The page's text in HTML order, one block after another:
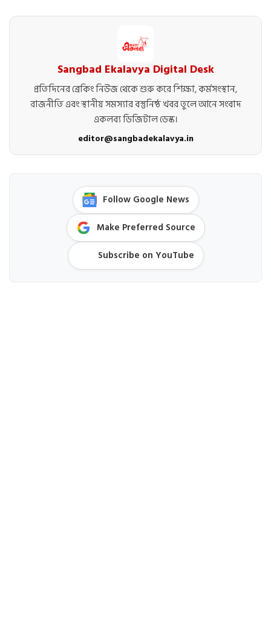
Sangbad Ekalavya Digital Desk
প্রতিদিনের ব্রেকিং নিউজ থেকে শুরু করে শিক্ষা, কর্মসংস্থান,
রাজনীতি এবং স্থানীয় সমস্যার বস্তুনিষ্ঠ খবর তুলে আনে সংবাদ
একলব্য ডিজিটাল ডেস্ক।
editor@sangbadekalavya.in
Follow Google News
Make Preferred Source
Subscribe on YouTube